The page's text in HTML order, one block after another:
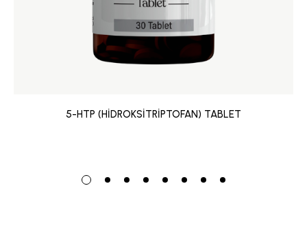
5-HTP (HİDROKSİTRİPTOFAN) TABLET